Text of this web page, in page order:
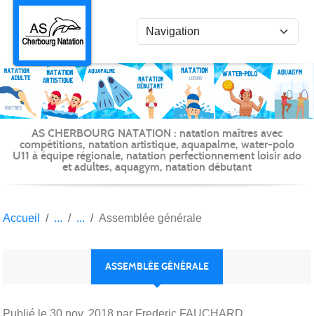
AS CHERBOURG NATATION : natation maîtres avec
compétitions, natation artistique, aquapalme, water-polo
U11 à équipe régionale, natation perfectionnement loisir ado
et adultes, aquagym, natation débutant
Accueil Assemblée générale
ASSEMBLÉE GÉNÉRALE
Publié le 30 nov. 2018 par Frederic FAUCHARD
Panneau de gestion des cookies